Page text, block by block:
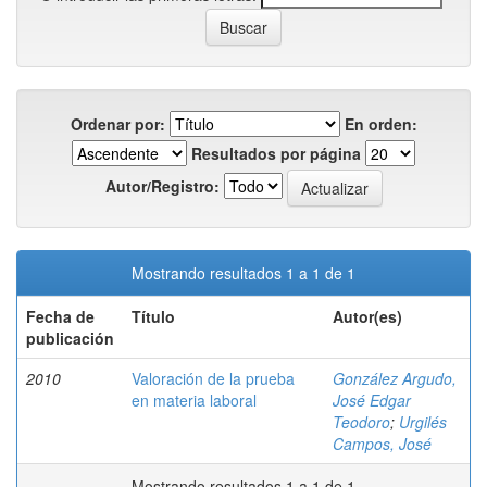
Ordenar por:
En orden:
Resultados por página
Autor/Registro:
Mostrando resultados 1 a 1 de 1
Fecha de
publicación
Título Autor(es)
2010
Valoración de la prueba
en materia laboral
González Argudo,
José Edgar
Teodoro; Urgilés
Campos, José